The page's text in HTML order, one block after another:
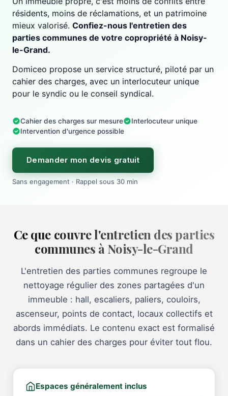
résidents, moins de réclamations, et un patrimoine
mieux valorisé. Confiez-nous l'entretien des
parties communes de votre copropriété à Noisy-
le-Grand.
Domiceo propose un service structuré, piloté par un
cahier des charges, avec un interlocuteur unique
pour le syndic ou le conseil syndical.
Cahier des charges sur mesure
Interlocuteur unique
Intervention d'urgence possible
Demander mon devis gratuit
Sans engagement · Rappel sous 30 min
Ce que couvre l'entretien des parties
communes à Noisy-le-Grand
L'entretien des parties communes regroupe le
nettoyage régulier des zones partagées d'un
immeuble : hall, escaliers, paliers, couloirs,
ascenseur, points de contact, locaux collectifs et
abords immédiats. Le contenu exact est formalisé
dans un cahier des charges pour éviter tout flou.
Espaces généralement inclus